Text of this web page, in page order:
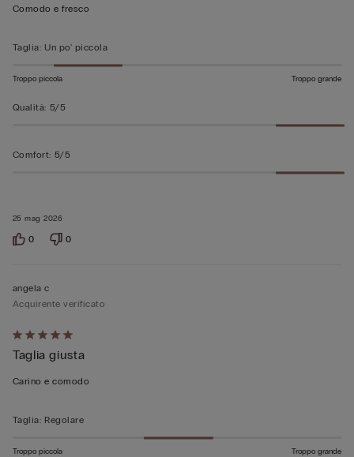
su
25 mag 2026
Comodo e fresco
Taglia: Un po' piccola
Troppo piccola Troppo grande
Qualità: 5/5
Comfort: 5/5
0 0
Valutato
5
su
angela c
Acquirente verificato
Taglia giusta
Carino e comodo
Taglia: Regolare
Troppo piccola Troppo grande